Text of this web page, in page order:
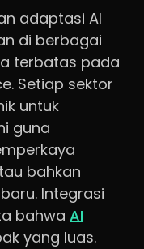
adaptasi AI
di berbagai
terbatas pada
Setiap sektor
untuk
guna
bahkan
Integrasi
bahwa AI
yang luas.